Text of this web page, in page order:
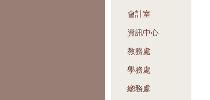
會計室
資訊中心
教務處
學務處
總務處